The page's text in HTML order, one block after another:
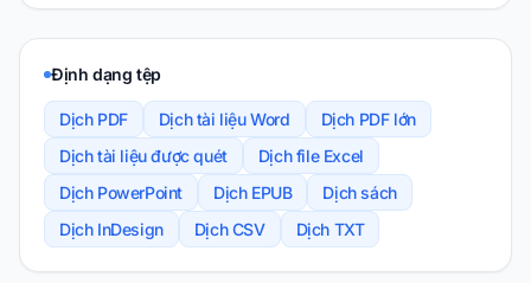
Định dạng tệp
Dịch PDF Dịch tài liệu Word
Dịch PDF lớn
Dịch tài liệu được quét
Dịch file Excel
Dịch PowerPoint
Dịch EPUB
Dịch sách
Dịch InDesign
Dịch CSV Dịch TXT